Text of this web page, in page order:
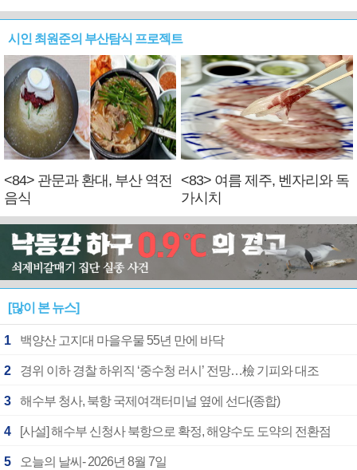
시인 최원준의 부산탐식 프로젝트
<84> 관문과 환대, 부산 역전
음식
<83> 여름 제주, 벤자리와 독
가시치
[많이 본 뉴스]
1 백양산 고지대 마을우물 55년 만에 바닥
2 경위 이하 경찰 하위직 ‘중수청 러시’ 전망…檢 기피와 대조
3 해수부 청사, 북항 국제여객터미널 옆에 선다(종합)
4 [사설] 해수부 신청사 북항으로 확정, 해양수도 도약의 전환점
5 오늘의 날씨- 2026년 8월 7일